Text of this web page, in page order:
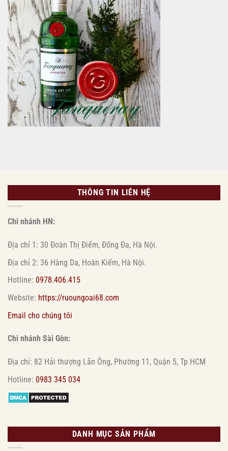
chính
hãng?
1L
–
Tặng
ngay
thùng
bia
Diyuangwan
1583
(6
lon
1L)
|
Giá
chỉ
THÔNG TIN LIÊN HỆ
Chi nhánh HN:
Địa chỉ 1: 30 Đoàn Thị Điểm, Đống Đa, Hà Nội.
Địa chỉ 2: 36 Hàng Da, Hoàn Kiếm, Hà Nội.
Hotline: 0978.406.415
Website: https://ruoungoai68.com
Email cho chúng tôi
Chi nhánh Sài Gòn:
Địa chỉ: 82 Hải thượng Lãn Ông, Phường 11, Quận 5, Tp HCM
Hotline: 0983 345 034
DANH MỤC SẢN PHẨM